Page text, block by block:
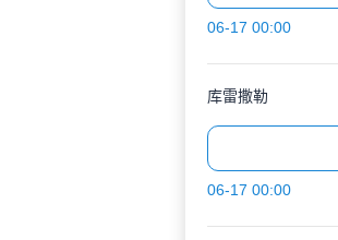
06-17 00:00
库雷撒勒
06-17 00:00